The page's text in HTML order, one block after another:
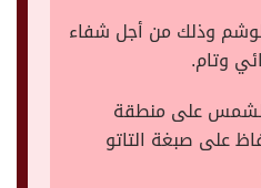
وذلك من أجل شفاء
وتام.
على منطقة
على صبغة التاتو